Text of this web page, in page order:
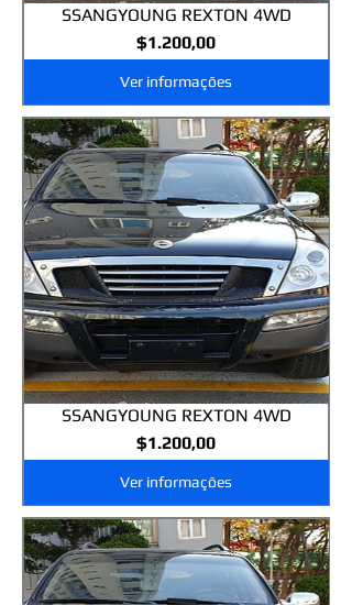
SSANGYOUNG REXTON 4WD
$1.200,00Preço
Ver informações
SSANGYOUNG REXTON 4WD
$1.200,00Preço
Ver informações